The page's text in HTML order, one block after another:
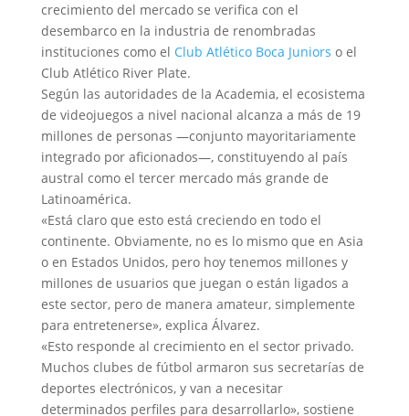
crecimiento del mercado se verifica con el
desembarco en la industria de renombradas
instituciones como el Club Atlético Boca Juniors o el
Club Atlético River Plate.
Según las autoridades de la Academia, el ecosistema
de videojuegos a nivel nacional alcanza a más de 19
millones de personas —conjunto mayoritariamente
integrado por aficionados—, constituyendo al país
austral como el tercer mercado más grande de
Latinoamérica.
«Está claro que esto está creciendo en todo el
continente. Obviamente, no es lo mismo que en Asia
o en Estados Unidos, pero hoy tenemos millones y
millones de usuarios que juegan o están ligados a
este sector, pero de manera amateur, simplemente
para entretenerse», explica Álvarez.
«Esto responde al crecimiento en el sector privado.
Muchos clubes de fútbol armaron sus secretarías de
deportes electrónicos, y van a necesitar
determinados perfiles para desarrollarlo», sostiene